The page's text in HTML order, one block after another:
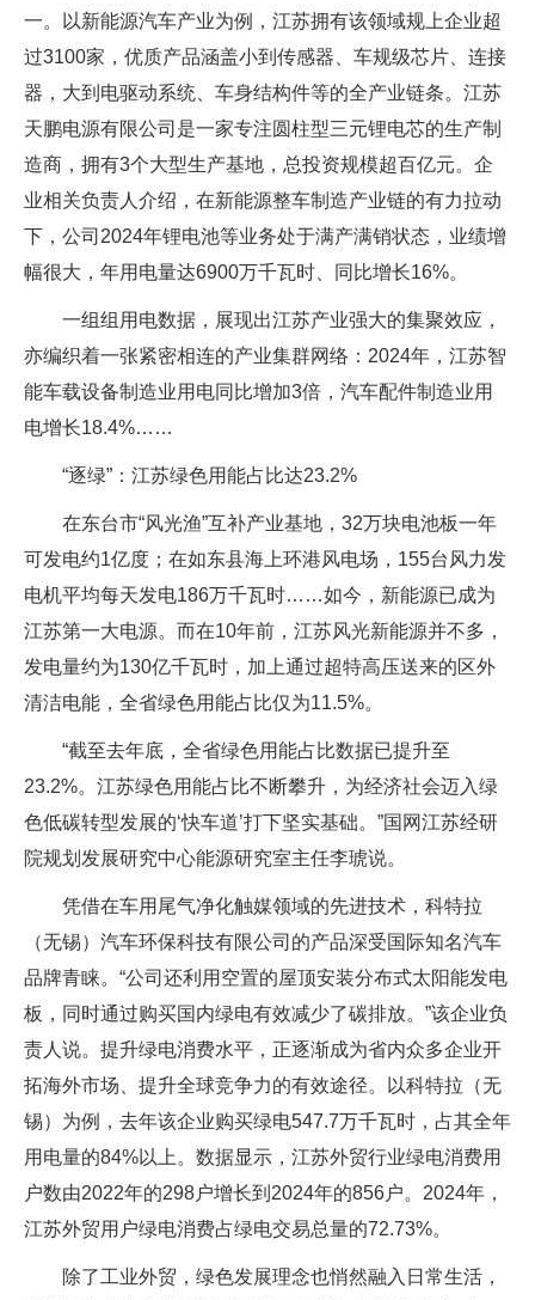
一。以新能源汽车产业为例，江苏拥有该领域规上企业超
过3100家，优质产品涵盖小到传感器、车规级芯片、连接
器，大到电驱动系统、车身结构件等的全产业链条。江苏
天鹏电源有限公司是一家专注圆柱型三元锂电芯的生产制
造商，拥有3个大型生产基地，总投资规模超百亿元。企
业相关负责人介绍，在新能源整车制造产业链的有力拉动
下，公司2024年锂电池等业务处于满产满销状态，业绩增
幅很大，年用电量达6900万千瓦时、同比增长16%。
一组组用电数据，展现出江苏产业强大的集聚效应，
亦编织着一张紧密相连的产业集群网络：2024年，江苏智
能车载设备制造业用电同比增加3倍，汽车配件制造业用
电增长18.4%……
“逐绿”：江苏绿色用能占比达23.2%
在东台市“风光渔”互补产业基地，32万块电池板一年
可发电约1亿度；在如东县海上环港风电场，155台风力发
电机平均每天发电186万千瓦时……如今，新能源已成为
江苏第一大电源。而在10年前，江苏风光新能源并不多，
发电量约为130亿千瓦时，加上通过超特高压送来的区外
清洁电能，全省绿色用能占比仅为11.5%。
“截至去年底，全省绿色用能占比数据已提升至
23.2%。江苏绿色用能占比不断攀升，为经济社会迈入绿
色低碳转型发展的‘快车道’打下坚实基础。”国网江苏经研
院规划发展研究中心能源研究室主任李琥说。
凭借在车用尾气净化触媒领域的先进技术，科特拉
（无锡）汽车环保科技有限公司的产品深受国际知名汽车
品牌青睐。“公司还利用空置的屋顶安装分布式太阳能发电
板，同时通过购买国内绿电有效减少了碳排放。”该企业负
责人说。提升绿电消费水平，正逐渐成为省内众多企业开
拓海外市场、提升全球竞争力的有效途径。以科特拉（无
锡）为例，去年该企业购买绿电547.7万千瓦时，占其全年
用电量的84%以上。数据显示，江苏外贸行业绿电消费用
户数由2022年的298户增长到2024年的856户。2024年，
江苏外贸用户绿电消费占绿电交易总量的72.73%。
除了工业外贸，绿色发展理念也悄然融入日常生活，